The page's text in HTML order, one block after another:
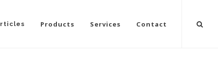
Products Services Contact